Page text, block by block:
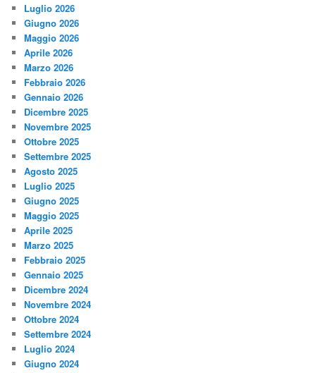
Luglio 2026
Giugno 2026
Maggio 2026
Aprile 2026
Marzo 2026
Febbraio 2026
Gennaio 2026
Dicembre 2025
Novembre 2025
Ottobre 2025
Settembre 2025
Agosto 2025
Luglio 2025
Giugno 2025
Maggio 2025
Aprile 2025
Marzo 2025
Febbraio 2025
Gennaio 2025
Dicembre 2024
Novembre 2024
Ottobre 2024
Settembre 2024
Luglio 2024
Giugno 2024